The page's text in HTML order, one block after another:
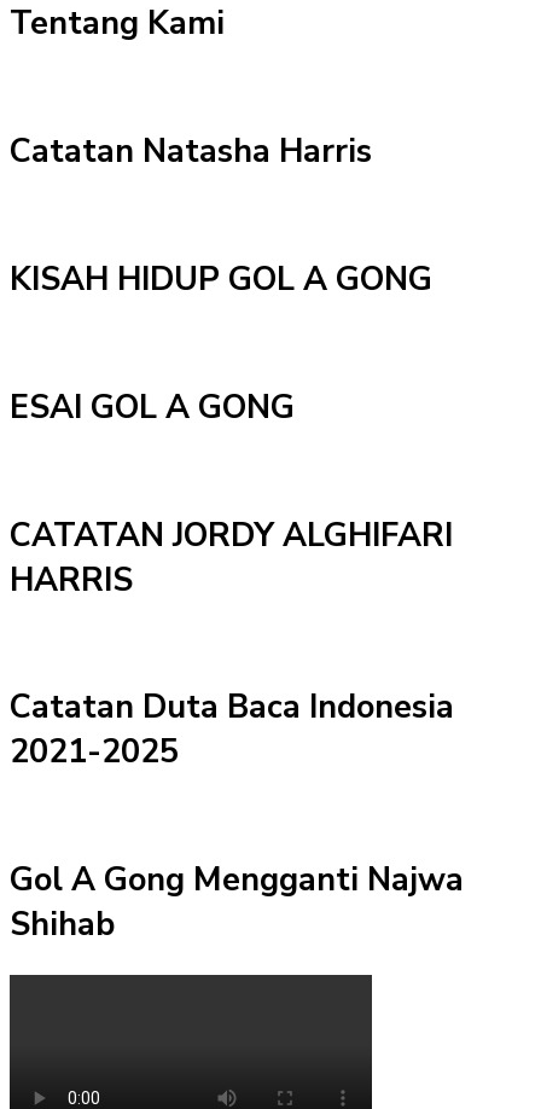
Tentang Kami
Catatan Natasha Harris
KISAH HIDUP GOL A GONG
ESAI GOL A GONG
CATATAN JORDY ALGHIFARI
HARRIS
Catatan Duta Baca Indonesia
2021-2025
Gol A Gong Mengganti Najwa
Shihab